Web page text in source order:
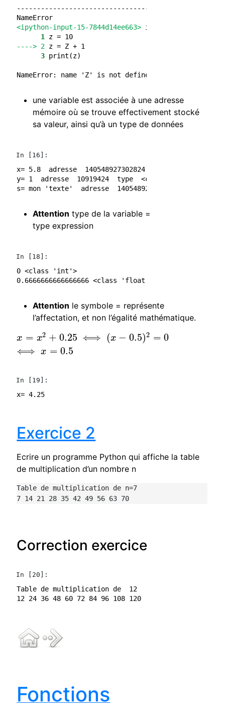
NameError
<ipython-input-15-7844d14ee663> in
      1
z = 10
----> 2 z = Z + 1
      3
print (z)
NameError: name 'Z' is not defined
une variable est associée à une adresse
mémoire où se trouve effectivement stocké
sa valeur, ainsi qu’à un type de données
In [16]:
x= 5.8  adresse  140548927302824  type  <class
y= 1  adresse  10919424  type  <class 'int'>
Attention type de la variable =
type expression
In [18]:
0 <class 'int'>
Attention le symbole = représente
l’affectation, et non l’égalité mathématique.
x = x2 + 0.25 ⟺ (x − 0.5)2 = 0
⟺
x = 0.5
x= x2 +0.25 ⟺ x−0.5 2=0 ⟺ x=0.5
In [19]:
Exercice 2
Ecrire un programme Python qui affiche la table
de multiplication d’un nombre n
Table de multiplication de n=7
7 14 21 28 35 42 49 56 63 70
Correction exercice
In [20]:
Table de multiplication de  12
Fonctions